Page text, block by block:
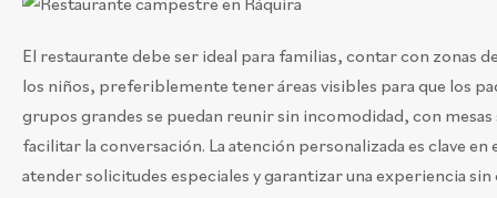
El restaurante debe ser ideal para familias, contar con zonas
los niños, preferiblemente tener áreas visibles para que los
grupos grandes se puedan reunir sin incomodidad, con
facilitar la conversación. La atención personalizada es clave
atender solicitudes especiales y garantizar una experiencia